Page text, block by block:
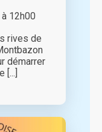
12h00
rives de
démarrer
[...]